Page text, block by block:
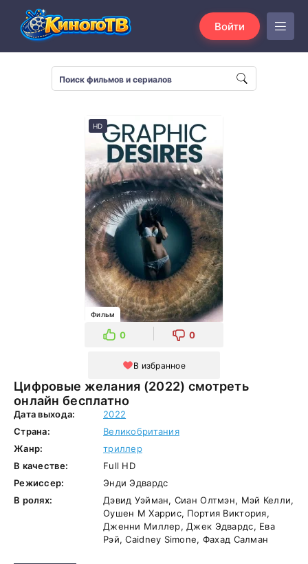
Войти
Цифровые желания (2022) смотреть
онлайн бесплатно
HD
Фильм
0 0
В избранное
Дата выхода:
2022
Страна:
Великобритания
Жанр:
триллер
В качестве:
Full HD
Режиссер:
Энди Эдвардс
В ролях:
Дэвид Уэйман, Сиан Олтмэн, Мэй Келли,
Оушен М Харрис, Портия Виктория,
Дженни Миллер, Джек Эдвардс, Ева
Рэй, Caidney Simone, Фахад Салман